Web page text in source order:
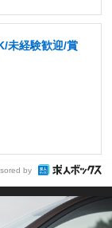
未経験歓迎/賞
by